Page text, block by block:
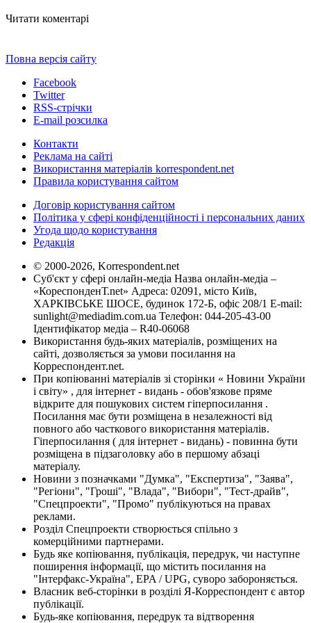
Читати коментарі
Повна версія сайту
Facebook
Twitter
RSS-стрічки
E-mail розсилка
Контакти
Реклама на сайті
Використання матеріалів korrespondent.net
Правила користування сайтом
Договір користування сайтом
Політика у сфері конфіденційності і персональних даних
Угода щодо користування
Редакція
© 2000-2026, Korrespondent.net
Суб'єкт у сфері онлайн-медіа Назва онлайн-медіа –
«КореспонденТ.net» Адреса: 02091, місто Київ,
ХАРКІВСЬКЕ ШОСЕ, будинок 172-Б, офіс 208/1 E-mail:
sunlight@mediadim.com.ua Телефон: 044-205-43-00
Ідентифікатор медіа – R40-06068
Використання будь-яких матеріалів, розміщених на
сайті, дозволяється за умови посилання на
Корреспондент.net.
При копіюванні матеріалів зі сторінки « Новини України
і світу» , для інтернет - видань - обов'язкове пряме
відкрите для пошукових систем гіперпосилання .
Посилання має бути розміщена в незалежності від
повного або часткового використання матеріалів.
Гіперпосилання ( для інтернет - видань) - повинна бути
розміщена в підзаголовку або в першому абзаці
матеріалу.
Новини з позначками "Думка", "Експертиза", "Заява",
"Регіони", "Гроші", "Влада", "Вибори", "Тест-драйв",
"Спецпроекти", "Промо" публікуються на правах
реклами.
Розділ Спецпроекти створюється спільно з
комерційними партнерами.
Будь яке копіювання, публікація, передрук, чи наступне
поширення інформації, що містить посилання на
"Інтерфакс-Україна", EPA / UPG, суворо забороняється.
Власник веб-сторінки в розділі Я-Корреспондент є автор
публікації.
Будь-яке копіювання, передрук та відтворення